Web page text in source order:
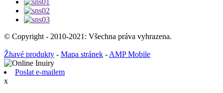
© Copyright - 2010-2021: Všechna práva vyhrazena.
Žhavé produkty - Mapa stránek - AMP Mobile
Poslat e-mailem
x